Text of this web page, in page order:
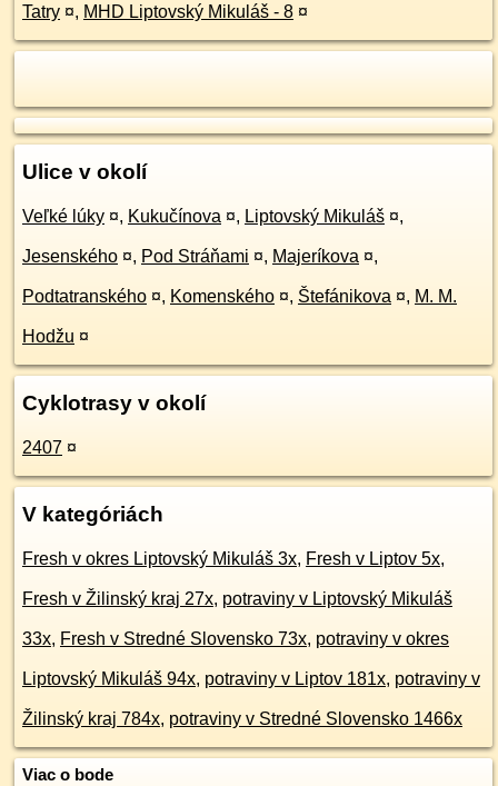
Tatry ¤, MHD Liptovský Mikuláš - 8 ¤
Ulice v okolí
Veľké lúky ¤, Kukučínova ¤, Liptovský Mikuláš ¤,
Jesenského ¤, Pod Stráňami ¤, Majeríkova ¤,
Podtatranského ¤, Komenského ¤, Štefánikova ¤, M. M.
Hodžu ¤
Cyklotrasy v okolí
2407 ¤
V kategóriách
Fresh v okres Liptovský Mikuláš 3x, Fresh v Liptov 5x,
Fresh v Žilinský kraj 27x, potraviny v Liptovský Mikuláš
33x, Fresh v Stredné Slovensko 73x, potraviny v okres
Liptovský Mikuláš 94x, potraviny v Liptov 181x, potraviny v
Žilinský kraj 784x, potraviny v Stredné Slovensko 1466x
Viac o bode